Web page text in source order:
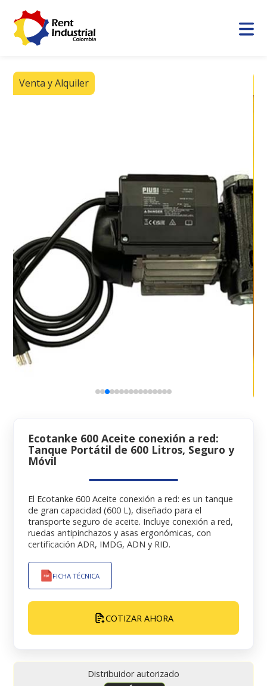
Venta y Alquiler
Ecotanke 600 Aceite conexión a red:
Tanque Portátil de 600 Litros, Seguro y
Móvil
El Ecotanke 600 Aceite conexión a red: es un tanque
de gran capacidad (600 L), diseñado para el
transporte seguro de aceite. Incluye conexión a red,
ruedas antipinchazos y asas ergonómicas, con
certificación ADR, IMDG, ADN y RID.
FICHA TÉCNICA
COTIZAR AHORA
Distribuidor autorizado